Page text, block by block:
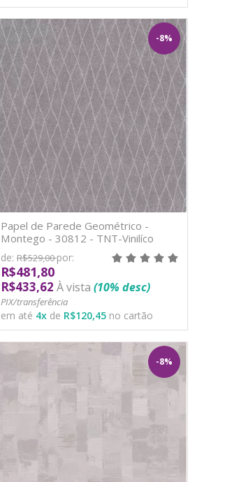
-8%
Papel de Parede Geométrico -
Montego - 30812 - TNT-Vinilíco
de: R$529,00por:
R$481,80
R$433,62 À vista (10% desc)
PIX/transferência
em até 4xde R$120,45no cartão
-8%